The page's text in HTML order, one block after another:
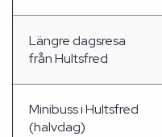
Längre dagsresa
från Hultsfred
Minibuss i Hultsfred
(halvdag)